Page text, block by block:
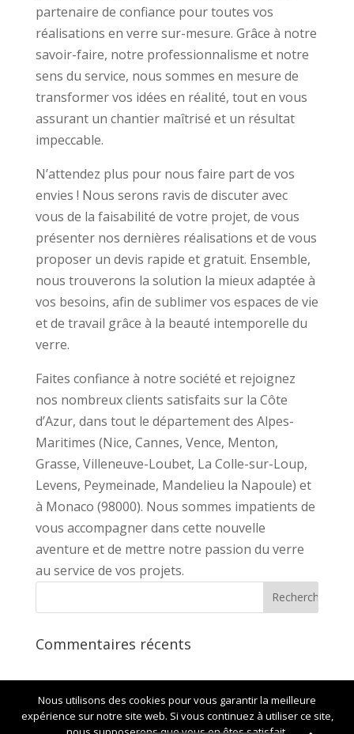
partenaire de confiance pour toutes vos
réalisations en verre sur-mesure. Grâce à notre
savoir-faire, notre professionnalisme et notre
sens du service, nous sommes en mesure de
transformer vos idées en réalité, tout en vous
assurant un chantier maîtrisé et un résultat
impeccable.
N’attendez plus pour nous faire part de vos
envies ! Nous serons ravis de discuter avec
vous de la faisabilité de votre projet, de vous
présenter nos dernières réalisations et de vous
proposer un devis rapide et gratuit. Ensemble,
nous trouverons la solution la mieux adaptée à
vos besoins, afin de sublimer vos espaces de vie
et de travail grâce à la beauté intemporelle du
verre.
Faites confiance à notre société et rejoignez
nos nombreux clients satisfaits sur la Côte
d’Azur, dans tout le département des Alpes-
Maritimes (Nice, Cannes, Vence, Menton,
Grasse, Villeneuve-Loubet, La Colle-sur-Loup,
Levens, Peymeinade, Mandelieu la Napoule) et
à Monaco (98000). Nous sommes impatients de
vous accompagner dans cette nouvelle
aventure et de mettre notre passion du verre
au service de vos projets.
Commentaires récents
© B-Creation.fr |Mentions Légales|
Nous utilisons des cookies pour vous garantir la meilleure
expérience sur notre site web. Si vous continuez à utiliser ce site,